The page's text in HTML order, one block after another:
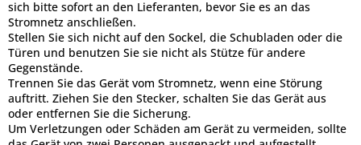
sich bitte sofort an den Lieferanten, bevor Sie es an das
Stromnetz anschließen.
Stellen Sie sich nicht auf den Sockel, die Schubladen oder die
Türen und benutzen Sie sie nicht als Stütze für andere
Gegenstände.
Trennen Sie das Gerät vom Stromnetz, wenn eine Störung
auftritt. Ziehen Sie den Stecker, schalten Sie das Gerät aus
oder entfernen Sie die Sicherung.
Um Verletzungen oder Schäden am Gerät zu vermeiden, sollte